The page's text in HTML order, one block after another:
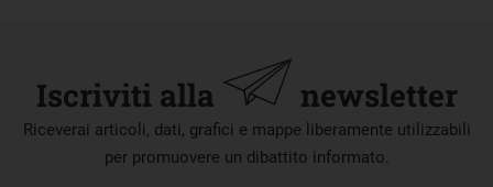
Iscriviti alla newsletter
Riceverai articoli, dati, grafici e mappe liberamente utilizzabili
per promuovere un dibattito informato.